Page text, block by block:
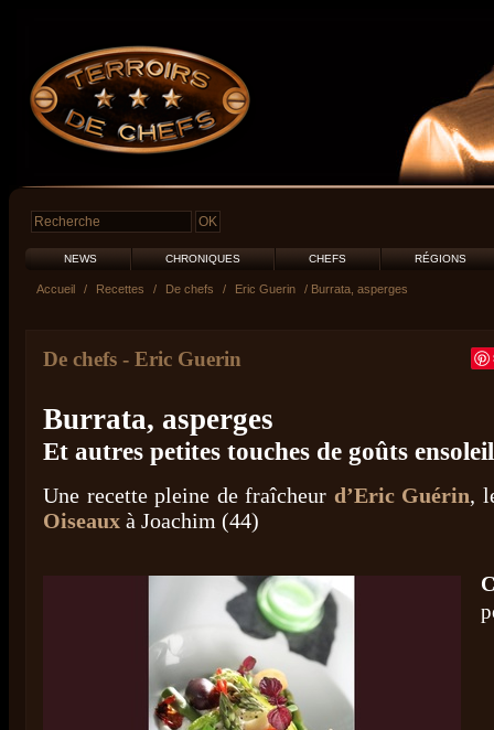
NEWS CHRONIQUES CHEFS RÉGIONS
Accueil / Recettes / De chefs / Eric Guerin / Burrata, asperges
De chefs - Eric Guerin
Burrata, asperges
Et autres petites touches de goûts
Une recette pleine de fraîcheur d’Eric Guérin,
Oiseaux à Joachim (44)